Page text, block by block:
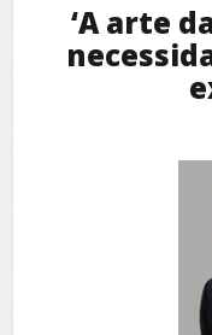
‘A arte